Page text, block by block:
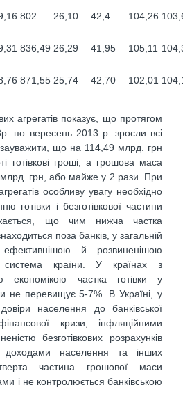
802 26,10 42,4 104,26
836,49 26,29 41,95 105,11
871,55 25,74 42,70 102,01
агрегатів показує, що протягом
по вересень 2013 р. зросли всі
зауважити, що на 114,49 млрд. грн
готівкові гроші, а грошова маса
грн, або майже у 2 рази. При
особливу увагу необхідно
готівки і безготівкової частини
що чим нижча частка
поза банків, у загальній
й розвиненішою
система країни. У країнах з
економікою частка готівки у
не перевищує 5-7%. В Україні, у
населення до банківської
кризи, інфляційними
безготівкових розрахунків
доходами населення та інших
частина грошової маси
і не контролюється банківською